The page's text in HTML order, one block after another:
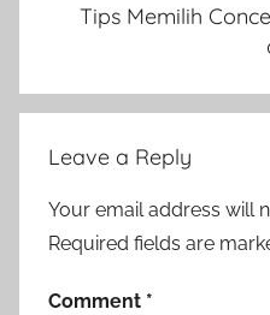
Tips Memilih
Leave a Reply
Your email address will
Required fields are
Comment *